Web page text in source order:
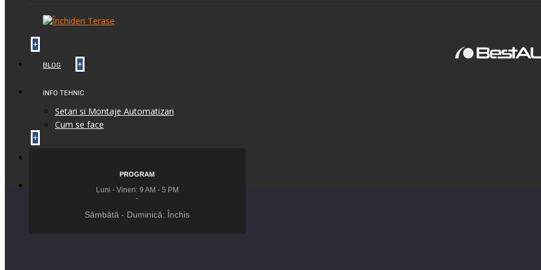
+
BLOG +
INFO TEHNIC
Setari si Montaje Automatizari
Cum se face
+
+
PROGRAM
Luni - Vineri: 9 AM - 5 PM
-
Sâmbătă - Duminică: Închis